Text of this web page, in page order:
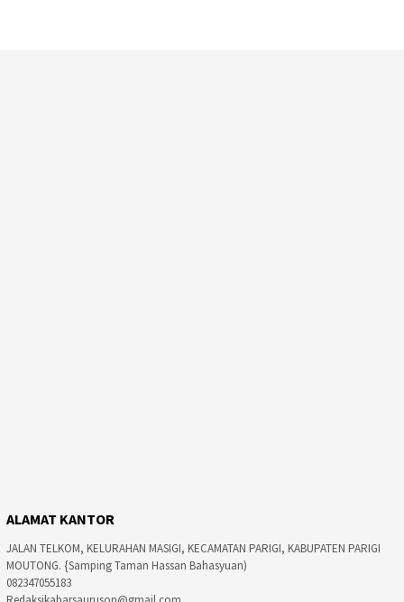
ALAMAT KANTOR
JALAN TELKOM, KELURAHAN MASIGI, KECAMATAN PARIGI, KABUPATEN PARIGI
MOUTONG. {Samping Taman Hassan Bahasyuan)
082347055183